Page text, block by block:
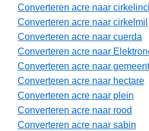
Converteren acre naar
Converteren acre naar cirkelmil
Converteren acre naar cuerda
Converteren acre naar
Converteren acre naar
Converteren acre naar hectare
Converteren acre naar plein
Converteren acre naar rood
Converteren acre naar sabin